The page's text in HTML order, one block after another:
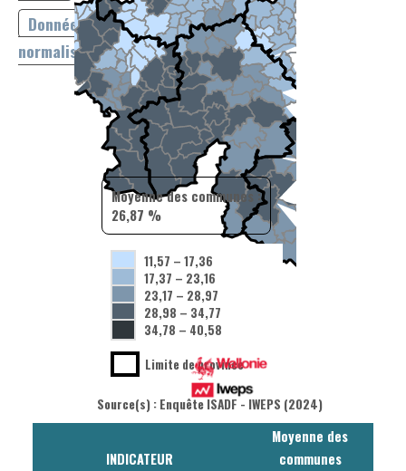
Données
normalisées
Moyenne des communes :
26,87 %
11,57 – 17,36
17,37 – 23,16
23,17 – 28,97
28,98 – 34,77
34,78 – 40,58
Limite de province
Source(s) : Enquête ISADF - IWEPS (2024)
INDICATEUR
Moyenne des
communes